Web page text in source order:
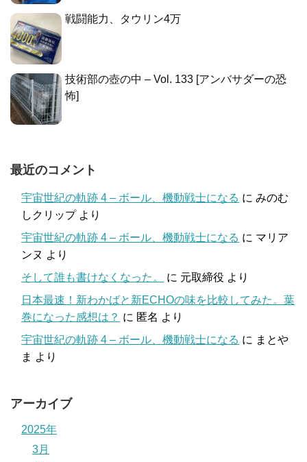
戦闘能力、タウリン4万
技術部の壺の中 – Vol. 133 [アンバサダーの恐
怖]
最近のコメント
宇宙世紀の軌跡 4 – ボール、機動戦士になる に みのむ
しクリップより
宇宙世紀の軌跡 4 – ボール、機動戦士になる に マリア
ンヌ より
そして誰も書けなくなった。
に 元取締役 より
日本最速！新わかばと新ECHOの味を比較してみた。葉
巻になった感想は？ に 匿名 より
宇宙世紀の軌跡 4 – ボール、機動戦士になる に まとや
ま より
アーカイブ
2025年
3月